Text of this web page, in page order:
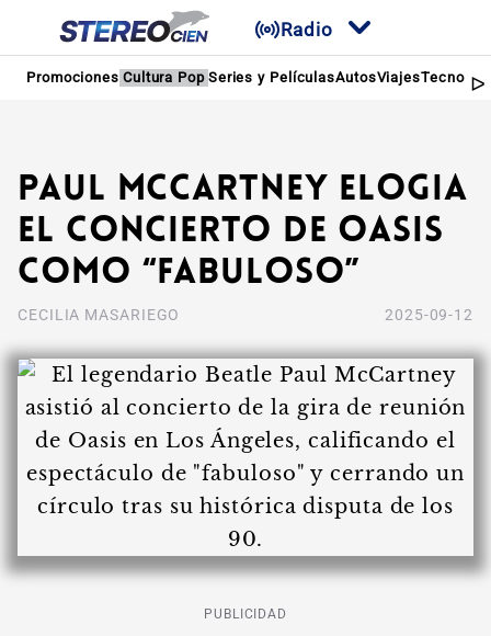
Radio
Promociones Cultura Pop Series y PelículasAutosViajes
Paul McCartney elogia
el concierto de Oasis
como “fabuloso”
CECILIA MASARIEGO 2025-09-12
PUBLICIDAD